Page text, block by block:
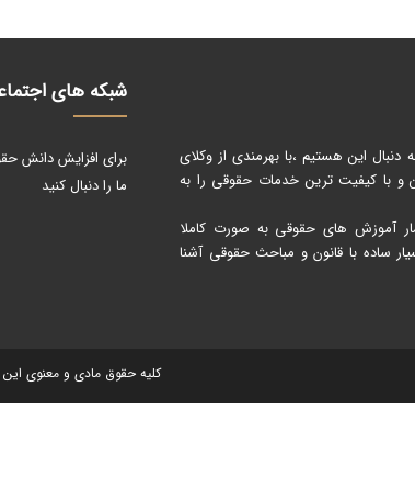
دنبال این هستیم ،با بهرمندی از وکلای
و با کیفیت ترین خدمات حقوقی را به
آموزش های حقوقی به صورت کاملا
ساده با قانون و مباحث حقوقی آشنا
شبکه های
برای افزایش دانش
ما را دنبال کنید
کلیه حقوق مادی و معنوی